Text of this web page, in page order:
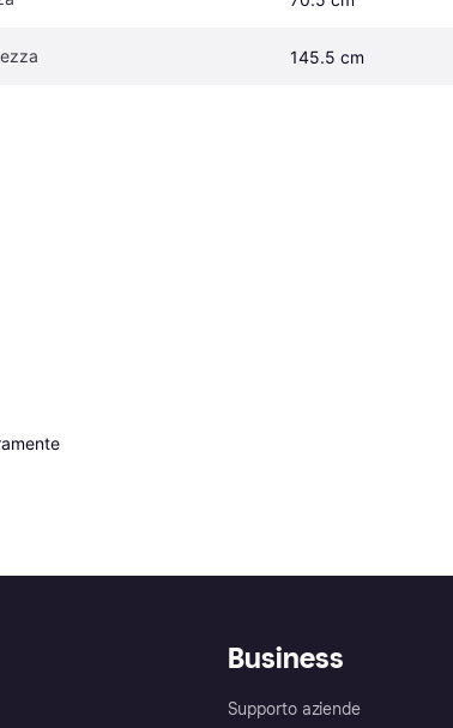
145.5 cm
Business
Supporto aziende